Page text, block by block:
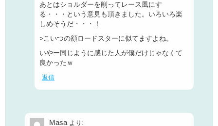
あとはショルダーを削ってレース風にす
る・・・という意見も頂きました。いろいろ楽
しめそうだ・・・！
>こいつの顔ロードスターに似てますよね。
いやー同じように感じた人が僕だけじゃなくて
良かったｗ
返信
Masa より: